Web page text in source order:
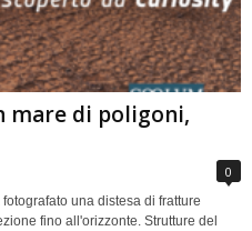
mare di poligoni,
0
una distesa di fratture
fino all'orizzonte. Strutture del